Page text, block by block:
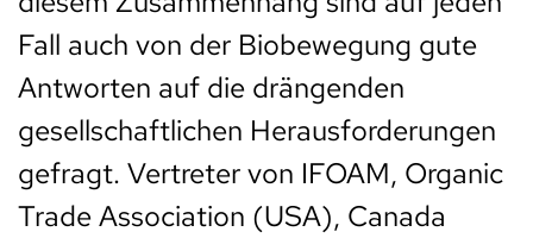
Fall auch von der Biobewegung gute
Antworten auf die drängenden
gesellschaftlichen Herausforderungen
gefragt. Vertreter von IFOAM, Organic
Trade Association (USA), Canada